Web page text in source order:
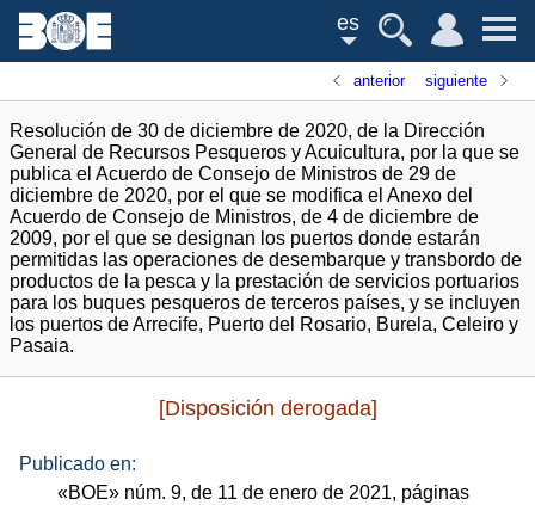
es
anterior siguiente
Resolución de 30 de diciembre de 2020, de la Dirección
General de Recursos Pesqueros y Acuicultura, por la que se
publica el Acuerdo de Consejo de Ministros de 29 de
diciembre de 2020, por el que se modifica el Anexo del
Acuerdo de Consejo de Ministros, de 4 de diciembre de
2009, por el que se designan los puertos donde estarán
permitidas las operaciones de desembarque y transbordo de
productos de la pesca y la prestación de servicios portuarios
para los buques pesqueros de terceros países, y se incluyen
los puertos de Arrecife, Puerto del Rosario, Burela, Celeiro y
Pasaia.
[Disposición derogada]
Publicado en:
«BOE» núm. 9, de 11 de enero de 2021, páginas